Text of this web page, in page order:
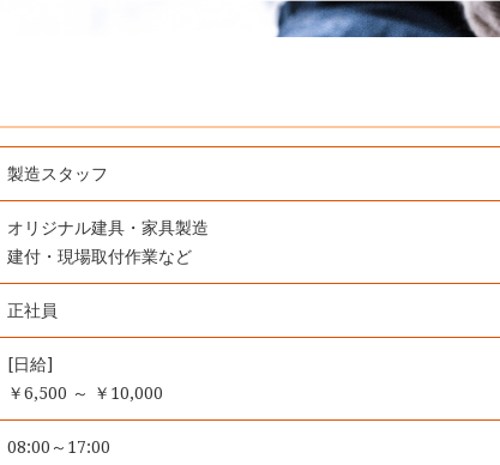
製造スタッフ
オリジナル建具・家具製造
建付・現場取付作業など
正社員
[日給]
￥6,500 ～ ￥10,000
08:00～17:00